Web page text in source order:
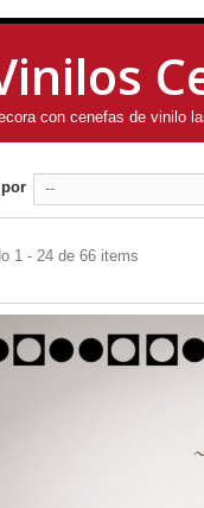
con cenefas de vinilo
--
1 - 24 de 66 items